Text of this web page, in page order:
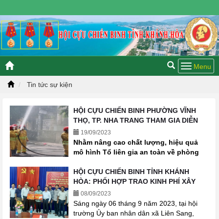
Thứ bảy, 08/08/2026 14:24 GMT+7
Tin tức sự kiện
HỘI CỰU CHIẾN BINH PHƯỜNG VĨNH
THỌ, TP. NHA TRANG THAM GIA DIỄN
TẬP PHÒNG CHÁY, CHỮA CHÁY VÀ CỨU
NẠN, CỨU HỘ - TỔ LIÊN GIA AN TOÀN
PCCC
19/09/2023
Nhằm nâng cao chất lượng, hiệu quả
mô hình Tổ liên gia an toàn về phòng
cư trên địa bàn phường, UBND phường
Vĩnh Thọ triển khai thực hiện thực tập
phương án chữa cháy và cứu nạn, cứu
hộ (CNCH) Tổ liên gia an toàn PCCC.
HỘI CỰU CHIẾN BINH TỈNH KHÁNH
HÒA: PHỐI HỢP TRAO KINH PHÍ XÂY
DỰNG NHÀ “NGHĨA TÌNH ĐỒNG ĐỘI”
CHO HỘI VIÊN
08/09/2023
Sáng ngày 06 tháng 9 năm 2023, tại hội
trường Ủy ban nhân dân xã Liên Sang,